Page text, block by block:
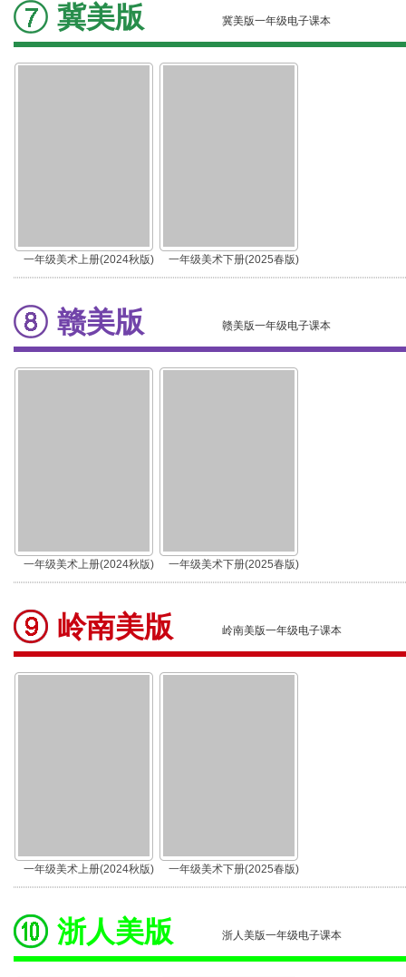
冀美版 冀美版一年级电子课本
一年级美术上册(2024秋版) 一年级美术下册(2025春版)
赣美版 赣美版一年级电子课本
一年级美术上册(2024秋版) 一年级美术下册(2025春版)
岭南美版 岭南美版一年级电子课本
一年级美术上册(2024秋版) 一年级美术下册(2025春版)
浙人美版 浙人美版一年级电子课本